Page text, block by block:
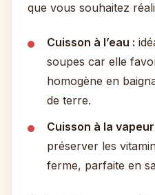
que vous souhaitez
Cuisson à l’eau :
soupes car elle
homogène en
de terre.
Cuisson à la vapeur
préserver les
ferme, parfaite en